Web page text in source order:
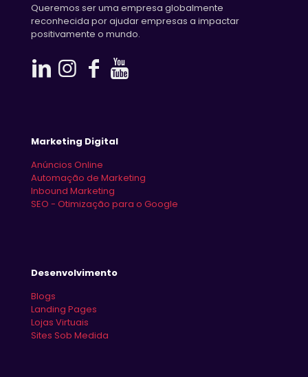
Queremos ser uma empresa globalmente
reconhecida por ajudar empresas a impactar
positivamente o mundo.
Marketing Digital
Anúncios Online
Automação de Marketing
Inbound Marketing
SEO - Otimização para o Google
Desenvolvimento
Blogs
Landing Pages
Lojas Virtuais
Sites Sob Medida